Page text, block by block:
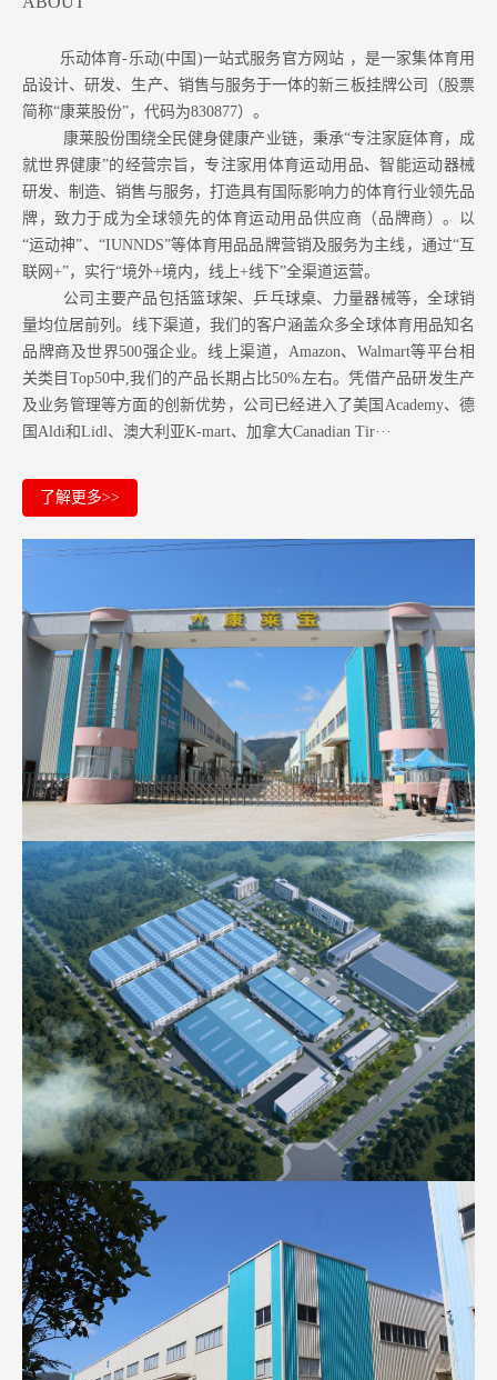
乐动体育-乐动(中国)一站式服务官方网站 ，是一家集体育用
品设计、研发、生产、销售与服务于一体的新三板挂牌公司（股票
简称“康莱股份”，代码为830877）。
康莱股份围绕全民健身健康产业链，秉承“专注家庭体育，成
就世界健康”的经营宗旨，专注家用体育运动用品、智能运动器械
研发、制造、销售与服务，打造具有国际影响力的体育行业领先品
牌，致力于成为全球领先的体育运动用品供应商（品牌商）。以
“运动神”、“IUNNDS”等体育用品品牌营销及服务为主线，通过“互
联网+”，实行“境外+境内，线上+线下”全渠道运营。
公司主要产品包括篮球架、乒乓球桌、力量器械等，全球销
量均位居前列。 线下渠道，我们的客户涵盖众多全球体育用品知名
品牌商及世界500强企业。 线上渠道，Amazon、Walmart等平台相
关类目Top50中,我们的产品长期占比50%左右。凭借产品研发生产
及业务管理等方面的创新优势，公司已经进入了美国Academy、德
国Aldi和Lidl、澳大利亚K-mart、加拿大Canadian Tir···
了解更多>>